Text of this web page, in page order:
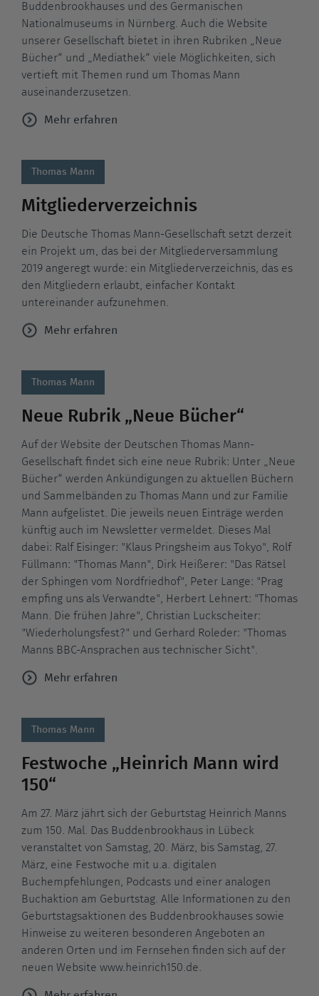
Buddenbrookhauses und des Germanischen
Nationalmuseums in Nürnberg. Auch die Website
unserer Gesellschaft bietet in ihren Rubriken „Neue
Bücher“ und „Mediathek“ viele Möglichkeiten, sich
vertieft mit Themen rund um Thomas Mann
auseinanderzusetzen.
Mehr erfahren
Thomas Mann
Mitgliederverzeichnis
Die Deutsche Thomas Mann-Gesellschaft setzt derzeit
ein Projekt um, das bei der Mitgliederversammlung
2019 angeregt wurde: ein Mitgliederverzeichnis, das es
den Mitgliedern erlaubt, einfacher Kontakt
untereinander aufzunehmen.
Mehr erfahren
Thomas Mann
Neue Rubrik „Neue Bücher“
Auf der Website der Deutschen Thomas Mann-
Gesellschaft findet sich eine neue Rubrik: Unter „Neue
Bücher“ werden Ankündigungen zu aktuellen Büchern
und Sammelbänden zu Thomas Mann und zur Familie
Mann aufgelistet. Die jeweils neuen Einträge werden
künftig auch im Newsletter vermeldet. Dieses Mal
dabei: Ralf Eisinger: "Klaus Pringsheim aus Tokyo", Rolf
Füllmann: "Thomas Mann", Dirk Heißerer: "Das Rätsel
der Sphingen vom Nordfriedhof", Peter Lange: "Prag
empfing uns als Verwandte", Herbert Lehnert: "Thomas
Mann. Die frühen Jahre", Christian Luckscheiter:
"Wiederholungsfest?" und Gerhard Roleder: "Thomas
Manns BBC-Ansprachen aus technischer Sicht".
Mehr erfahren
Thomas Mann
Festwoche „Heinrich Mann wird
150“
Am 27. März jährt sich der Geburtstag Heinrich Manns
zum 150. Mal. Das Buddenbrookhaus in Lübeck
veranstaltet von Samstag, 20. März, bis Samstag, 27.
März, eine Festwoche mit u.a. digitalen
Buchempfehlungen, Podcasts und einer analogen
Buchaktion am Geburtstag. Alle Informationen zu den
Geburtstagsaktionen des Buddenbrookhauses sowie
Hinweise zu weiteren besonderen Angeboten an
anderen Orten und im Fernsehen finden sich auf der
neuen Website www.heinrich150.de.